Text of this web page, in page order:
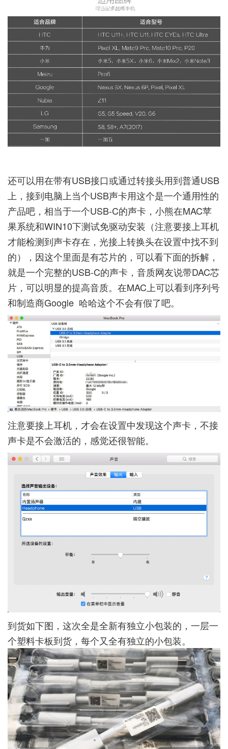
还可以用在带有USB接口或通过转接头用到普通USB
上，接到电脑上当个USB声卡用这个是一个通用性的
产品吧，相当于一个USB-C的声卡，小熊在MAC苹
果系统和WIN10下测试免驱动安装（注意要接上耳机
才能检测到声卡存在，光接上转换头在设置中找不到
的），因这个里面是有芯片的，可以看下面的拆解，
就是一个完整的USB-C的声卡，音质网友说带DAC芯
片，可以明显的提高音质。在MAC上可以看到序列号
和制造商Google 哈哈这个不会有假了吧。
注意要接上耳机，才会在设置中发现这个声卡，不接
声卡是不会激活的，感觉还很智能。
到货如下图，这次全是全新有独立小包装的，一层一
个塑料卡板到货，每个又全有独立的小包装。